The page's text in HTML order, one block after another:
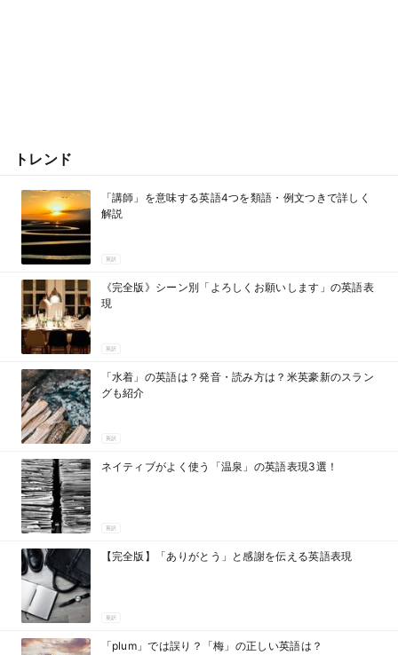
トレンド
「講師」を意味する英語4つを類語・例文つきで詳しく
解説
英訳
《完全版》シーン別「よろしくお願いします」の英語表
現
英訳
「水着」の英語は？発音・読み方は？米英豪新のスラン
グも紹介
英訳
ネイティブがよく使う「温泉」の英語表現3選！
英訳
【完全版】「ありがとう」と感謝を伝える英語表現
英訳
「plum」では誤り？「梅」の正しい英語は？